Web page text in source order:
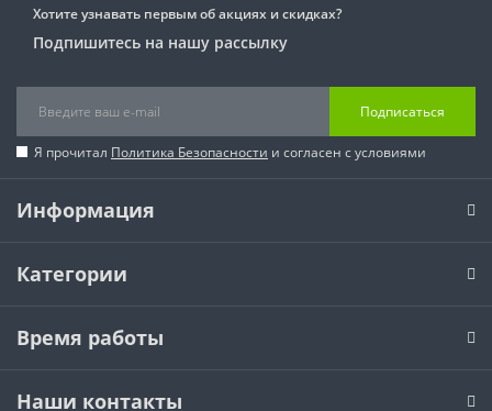
Хотите узнавать первым об акциях и скидках?
Подпишитесь на нашу рассылку
Подписаться
Я прочитал Политика Безопасности и согласен с условиями
Информация
Категории
Время работы
Наши контакты